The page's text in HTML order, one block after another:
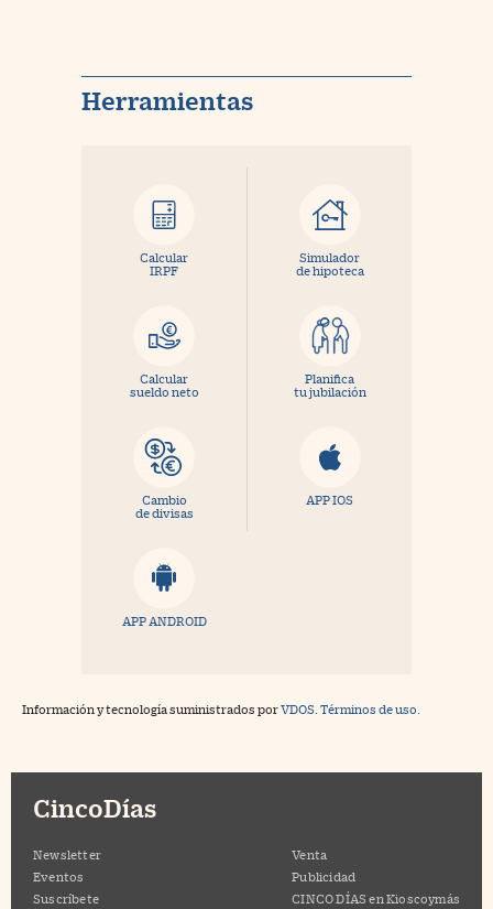
Herramientas
Calcular
IRPF
Simulador
de hipoteca
Calcular
sueldo neto
Planifica
tu jubilación
Cambio
de divisas
APP IOS
APP ANDROID
Información y tecnología suministrados porVDOS Términos de uso.
CincoDías
Newsletter
Eventos
Suscríbete
Venta
Publicidad
CINCO DÍAS en Kioscoymás